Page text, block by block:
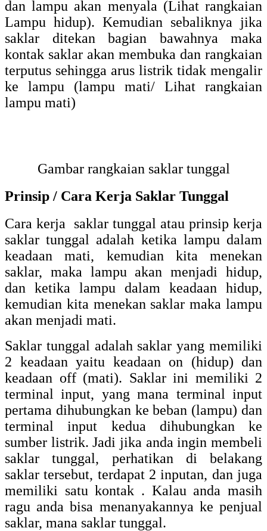
dan lampu akan menyala (Lihat rangkaian
Lampu hidup). Kemudian sebaliknya jika
saklar ditekan bagian bawahnya maka
kontak saklar akan membuka dan rangkaian
terputus sehingga arus listrik tidak mengalir
ke lampu (lampu mati/ Lihat rangkaian
lampu mati)
Gambar rangkaian saklar tunggal
Prinsip / Cara Kerja Saklar Tunggal
Cara kerja saklar tunggal atau prinsip kerja
saklar tunggal adalah ketika lampu dalam
keadaan mati, kemudian kita menekan
saklar, maka lampu akan menjadi hidup,
dan ketika lampu dalam keadaan hidup,
kemudian kita menekan saklar maka lampu
akan menjadi mati.
Saklar tunggal adalah saklar yang memiliki
2 keadaan yaitu keadaan on (hidup) dan
keadaan off (mati). Saklar ini memiliki 2
terminal input, yang mana terminal input
pertama dihubungkan ke beban (lampu) dan
terminal input kedua dihubungkan ke
sumber listrik. Jadi jika anda ingin membeli
saklar tunggal, perhatikan di belakang
saklar tersebut, terdapat 2 inputan, dan juga
memiliki satu kontak . Kalau anda masih
ragu anda bisa menanyakannya ke penjual
saklar, mana saklar tunggal.